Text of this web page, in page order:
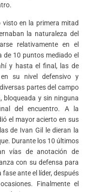
en la primera mitad
la naturaleza del
relativamente en el
10 puntos mediado el
y hasta el final, las de
su nivel defensivo y
partes del campo
bloqueada y sin ninguna
del encuentro. A la
el mayor acierto en sus
de Ivan Gil le dieran la
Durante los 10 últimos
vías de anotación de
con su defensa para
ante el líder, después
Finalmente el